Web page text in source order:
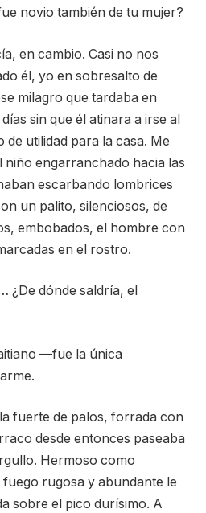
novio también de tu mujer?
en cambio. Casi no nos
él, yo en sobresalto de
milagro que tardaba en
sin que él atinara a irse al
utilidad para la casa. Me
niño engarranchado hacia las
escarbando lombrices
un palito, silenciosos, de
embobados, el hombre con
en el rostro.
¿De dónde saldría, el
—fue la única
fuerte de palos, forrada con
desde entonces paseaba
Hermoso como
rugosa y abundante le
sobre el pico durísimo. A